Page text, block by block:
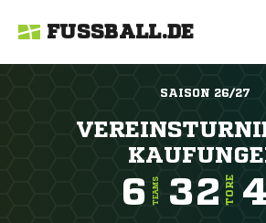
FUSSBALL.DE
SAISON 26/27
6 TEAMS 32 TORE